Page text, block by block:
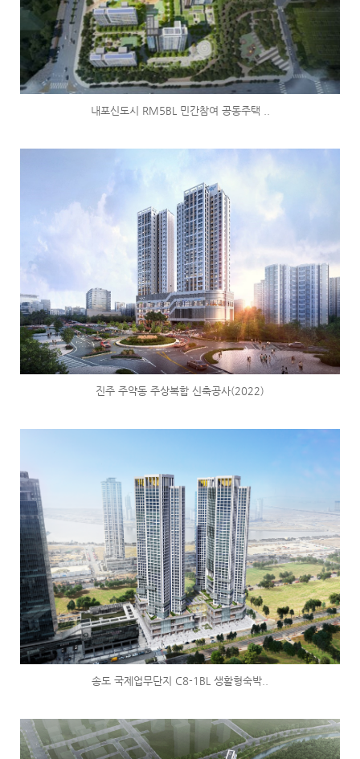
내포신도시 RM5BL 민간참여 공동주택 ..
진주 주약동 주상복합 신축공사(2022)
송도 국제업무단지 C8-1BL 생활형숙박..